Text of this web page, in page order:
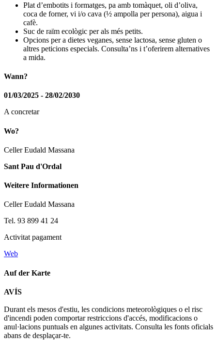
Plat d’embotits i formatges, pa amb tomàquet, oli d’oliva,
coca de forner, vi i/o cava (½ ampolla per persona), aigua i
cafè.
Suc de raïm ecològic per als més petits.
Opcions per a dietes veganes, sense lactosa, sense gluten o
altres peticions especials. Consulta’ns i t’oferirem alternatives
a mida.
Wann?
01/03/2025 - 28/02/2030
A concretar
Wo?
Celler Eudald Massana
Sant Pau d'Ordal
Weitere Informationen
Celler Eudald Massana
Tel. 93 899 41 24
Activitat pagament
Web
Auf der Karte
−
AVÍS
Durant els mesos d'estiu, les condicions meteorològiques o el risc
d'incendi poden comportar restriccions d'accés, modificacions o
anul·lacions puntuals en algunes activitats. Consulta les fonts oficials
abans de desplaçar-te.